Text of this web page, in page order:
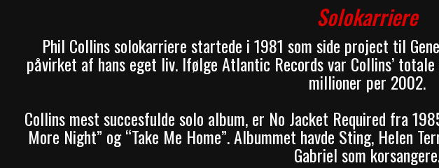
Solokarriere
Phil Collins solokarriere startede i 1981 som side project til
påvirket af hans eget liv. Ifølge Atlantic Records var Collins’
millioner per 2002.
Collins mest succesfulde solo album, er No Jacket Required fra
More Night” og “Take Me Home”. Albummet havde Sting, Helen
Gabriel som